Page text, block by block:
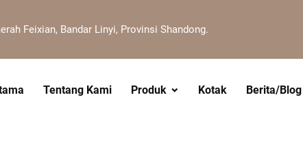
Feixian, Bandar Linyi, Provinsi Shandong.
Tentang Kami Produk Kotak Berita/Blog